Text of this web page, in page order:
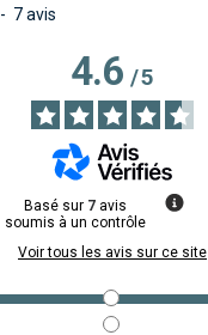
- 7avis
4.6/5
Basé sur 7 avis
soumis à un contrôle
Voir tous les avis sur ce site